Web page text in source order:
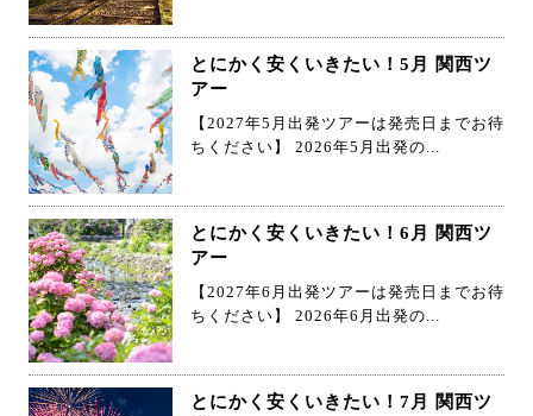
とにかく安くいきたい！5月 関西ツ
アー
【2027年5月出発ツアーは発売日までお待
ちください】 2026年5月出発の...
とにかく安くいきたい！6月 関西ツ
アー
【2027年6月出発ツアーは発売日までお待
ちください】 2026年6月出発の...
とにかく安くいきたい！7月 関西ツ